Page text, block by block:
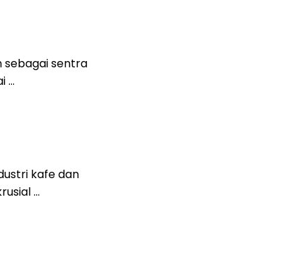
sebagai sentra
…
kafe dan
…